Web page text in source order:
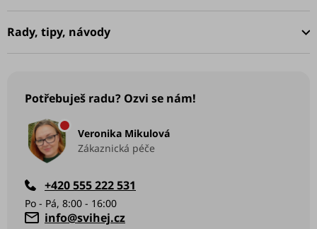
Rady, tipy, návody
Potřebuješ radu? Ozvi se nám!
Veronika Mikulová
Zákaznická péče
info@svihej.cz
+420 555 222 531